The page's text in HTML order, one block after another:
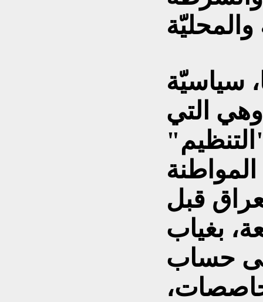
سياسيّة
وهي التي
قبل
بغياب
حساب